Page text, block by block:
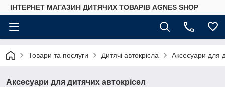
ІНТЕРНЕТ МАГАЗИН ДИТЯЧИХ ТОВАРІВ AGNES SHOP
Товари та послуги Дитячі автокрісла Аксесуари для
Аксесуари для дитячих автокрісел